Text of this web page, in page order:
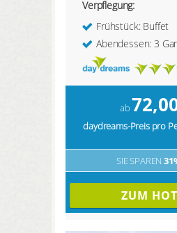
Verpflegung:
Frühstück: Buffet
Abendessen: 3
ab
daydreams-Preis pro
SIE SPAREN
ZUM